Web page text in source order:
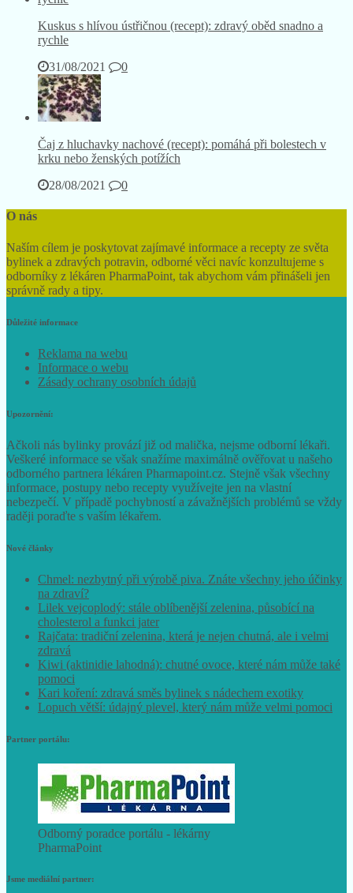
Kuskus s hlívou ústřičnou (recept): zdravý oběd snadno a
rychle
31/08/2021
0
Čaj z hluchavky nachové (recept): pomáhá při bolestech v
krku nebo ženských potížích
28/08/2021
0
O nás
Naším cílem je poskytovat zajímavé informace a recepty ze světa
bylinek a zdravých potravin, odborné věci navíc konzultujeme s
odborníky z lékáren PharmaPoint, tak abychom vám přinášeli jen
správně rady a tipy.
Důležité informace
Reklama na webu
Informace o webu
Zásady ochrany osobních údajů
Upozornění:
Ačkoli nás bylinky provází již od malička, nejsme odborní lékaři.
Veškeré informace se však snažíme maximálně ověřovat u našeho
odborného partnera lékáren Pharmapoint.cz. Stejně však všechny
informace, postupy nebo recepty využívejte jen na vlastní
nebezpečí. V případě pochybností a závažnějších problémů se vždy
raději poraďte s vaším lékařem.
Nové články
Chmel: nezbytný při výrobě piva. Znáte všechny jeho účinky
na zdraví?
Lilek vejcoplodý: stále oblíbenější zelenina, působící na
cholesterol a funkci jater
Rajčata: tradiční zelenina, která je nejen chutná, ale i velmi
zdravá
Kiwi (aktinidie lahodná): chutné ovoce, které nám může také
pomoci
Kari koření: zdravá směs bylinek s nádechem exotiky
Lopuch větší: údajný plevel, který nám může velmi pomoci
Partner portálu:
Odborný poradce portálu - lékárny
PharmaPoint
Jsme mediální partner: